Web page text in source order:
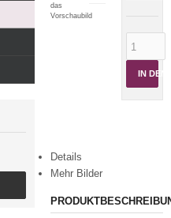
das
Vorschaubild
IN DEN
Details
Mehr Bilder